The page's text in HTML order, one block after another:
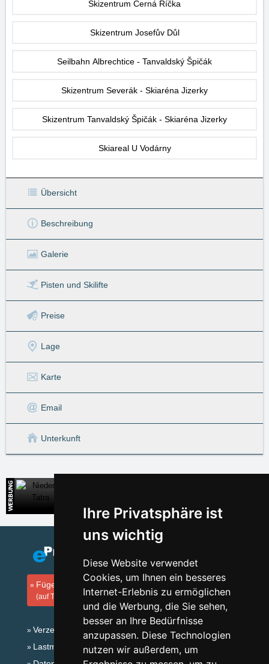
Ihre Privatsphäre ist
uns wichtig
Diese Website verwendet
Cookies, um Ihnen ein besseres
Internet-Erlebnis zu ermöglichen
und die Werbung, die Sie sehen,
besser an Ihre Bedürfnisse
anzupassen. Diese Technologien
nutzen wir außerdem, um
Skizentrum Černá Říčka
Skizentrum Josefův Důl
Seilbahn Albrechtice - Tanvaldský Špičák
Skizentrum Severák - Skiaréna Jizerky
Skizentrum Tanvaldský Špičák - Skiaréna Jizerky
Skiareal U Vodárny
Übersicht
Beschreibung
Galerie
Pisten und Skilifte
Preise
Lage
Karte
Email
Unterkunft
Fügen Sie Ihre Unterkunft hinzu
(auf Tschechisch)
Verzeichnis der Unterkunft
Lastminute Isergebirge